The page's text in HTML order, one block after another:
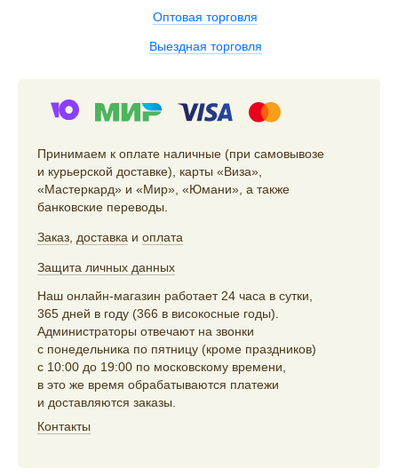
Оптовая торговля
Выездная торговля
Принимаем к оплате наличные (при самовывозе
и курьерской доставке), карты «Виза»,
«Мастеркард» и «Мир», «Юмани», а также
банковские переводы.
Заказ доставка и оплата
Защита личных данных
Наш онлайн-магазин работает 24 часа в сутки,
365 дней в году (366 в високосные годы).
Администраторы отвечают на звонки
с понедельника по пятницу (кроме праздников)
с 10:00 до 19:00 по московскому времени,
в это же время обрабатываются платежи
и доставляются заказы.
Контакты